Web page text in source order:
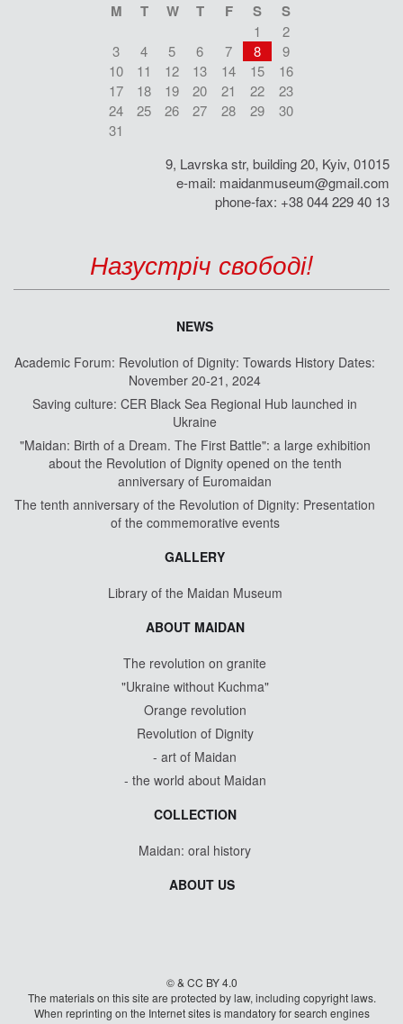
M T W T F S S
1
2
3
4 5 6 7 8
9
10
11 12 13 14 15
16
17
18 19 20 21 22
23
24
25 26 27 28 29
30
31
9, Lavrska str, building 20, Kyiv, 01015
e-mail: maidanmuseum@gmail.com
phone-fax: +38 044 229 40 13
Назустріч свободі!
NEWS
Academic Forum: Revolution of Dignity: Towards History Dates:
November 20-21, 2024
Saving culture: CER Black Sea Regional Hub launched in
Ukraine
"Maidan: Birth of a Dream. The First Battle": a large exhibition
about the Revolution of Dignity opened on the tenth
anniversary of Euromaidan
The tenth anniversary of the Revolution of Dignity: Presentation
of the commemorative events
GALLERY
Library of the Maidan Museum
ABOUT MAIDAN
The revolution on granite
"Ukraine without Kuchma"
Orange revolution
Revolution of Dignity
- art of Maidan
- the world about Maidan
COLLECTION
Maidan: oral history
ABOUT US
© & CC BY 4.0
The materials on this site are protected by law, including copyright laws.
When reprinting on the Internet sites is mandatory for search engines